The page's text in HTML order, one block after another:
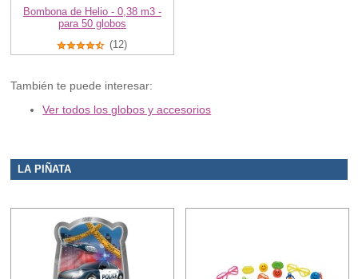
Bombona de Helio - 0,38 m3 -
para 50 globos
(12)
También te puede interesar:
Ver todos los globos y accesorios
LA PIÑATA